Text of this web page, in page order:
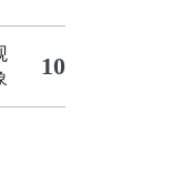
10